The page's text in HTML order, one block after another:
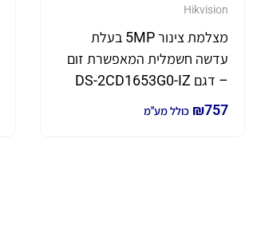
Hikvision
מצלמת צינור 5MP בעלת
עדשה חשמלית המאפשרת זום
– דגם DS-2CD1653G0-IZ
₪757 כולל מע"מ